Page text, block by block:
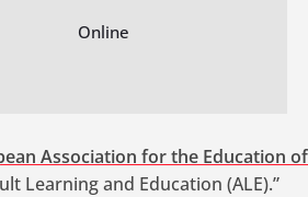
Online
Association for the Education
Learning and Education (ALE).”